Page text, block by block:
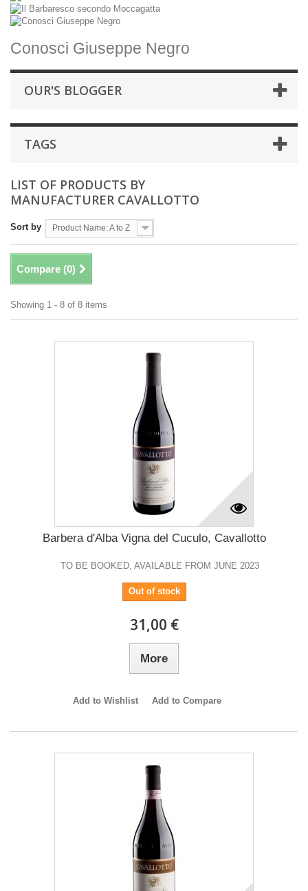
Conosci Giuseppe Negro
OUR'S BLOGGER
TAGS
LIST OF PRODUCTS BY
MANUFACTURER CAVALLOTTO
Sort by Product Name: A to Z
Compare (0)
Showing 1 - 8 of 8 items
Barbera d'Alba Vigna del Cuculo, Cavallotto
TO BE BOOKED, AVAILABLE FROM JUNE 2023
Out of stock
31,00 €
More
Add to Wishlist Add to Compare